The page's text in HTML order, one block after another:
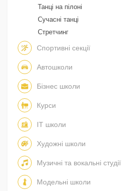
Танці на пілоні
Сучасні танці
Стретчинг
Спортивні секції
Автошколи
Бізнес школи
Курси
IT школи
Художні школи
Музичні та вокальні студії
Модельні школи